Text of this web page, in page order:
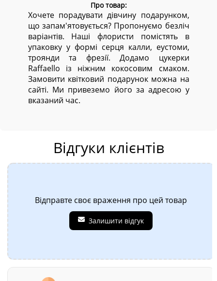
Про товар:
Хочете порадувати дівчину подарунком,
що запам'ятовується? Пропонуємо безліч
варіантів. Наші флористи помістять в
упаковку у формі серця калли, еустоми,
троянди та фрезії. Додамо цукерки
Raffaello із ніжним кокосовим смаком.
Замовити квітковий подарунок можна на
сайті. Ми привеземо його за адресою у
вказаний час.
Відгуки клієнтів
Відправте своє враження про цей товар
Залишити відгук